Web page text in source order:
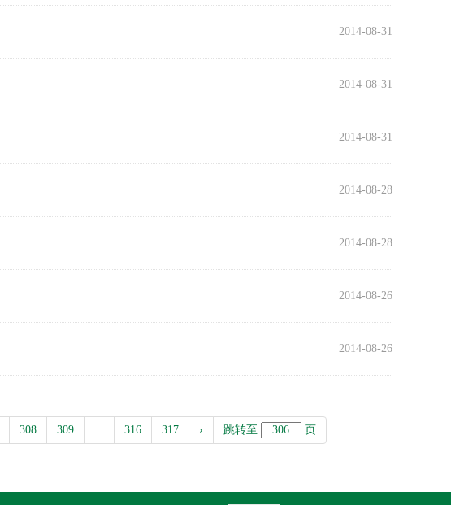
2014-08-31
2014-08-31
2014-08-31
2014-08-28
2014-08-28
2014-08-26
2014-08-26
308 309 ... 316 317 › 跳转至 页